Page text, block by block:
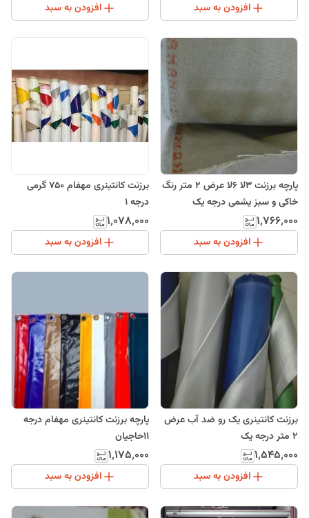
افزودن به سبد افزودن به سبد
پارچه برزنت 3لا 6لا عرض 2 متر رنگ
خاکی و سبز یشمی درجه یک
۱٬۷۶۶٬۰۰۰
افزودن به سبد
برزنت کانتینری مهفام 750 گرمی
درجه 1
۱٬۰۷۸٬۰۰۰
افزودن به سبد
برزنت کانتینری یک رو ضد آب عرض
2 متر درجه یک
۱٬۵۴۵٬۰۰۰
افزودن به سبد
پارچه برزنت کانتینری مهفام درجه
11حاجیان
۱٬۱۷۵٬۰۰۰
افزودن به سبد